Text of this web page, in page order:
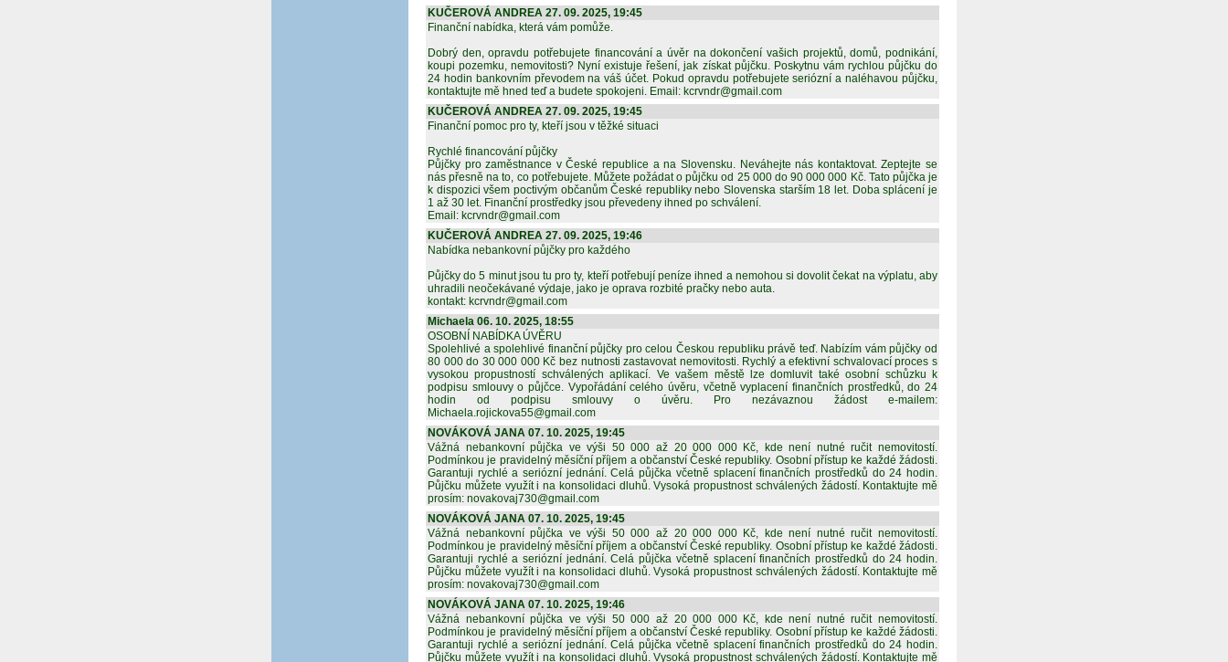
KUČEROVÁ ANDREA 27. 09. 2025, 19:45
Finanční nabídka, která vám pomůže.
Dobrý den, opravdu potřebujete financování a úvěr na dokončení vašich projektů, domů, podnikání,
koupi pozemku, nemovitosti? Nyní existuje řešení, jak získat půjčku. Poskytnu vám rychlou půjčku do
24 hodin bankovním převodem na váš účet. Pokud opravdu potřebujete seriózní a naléhavou půjčku,
kontaktujte mě hned teď a budete spokojeni. Email: kcrvndr@gmail.com
KUČEROVÁ ANDREA 27. 09. 2025, 19:45
Finanční pomoc pro ty, kteří jsou v těžké situaci
Rychlé financování půjčky
Půjčky pro zaměstnance v České republice a na Slovensku. Neváhejte nás kontaktovat. Zeptejte se
nás přesně na to, co potřebujete. Můžete požádat o půjčku od 25 000 do 90 000 000 Kč. Tato půjčka je
k dispozici všem poctivým občanům České republiky nebo Slovenska starším 18 let. Doba splácení je
1 až 30 let. Finanční prostředky jsou převedeny ihned po schválení.
Email: kcrvndr@gmail.com
KUČEROVÁ ANDREA 27. 09. 2025, 19:46
Nabídka nebankovní půjčky pro každého
Půjčky do 5 minut jsou tu pro ty, kteří potřebují peníze ihned a nemohou si dovolit čekat na výplatu, aby
uhradili neočekávané výdaje, jako je oprava rozbité pračky nebo auta.
kontakt: kcrvndr@gmail.com
Michaela 06. 10. 2025, 18:55
OSOBNÍ NABÍDKA ÚVĚRU
Spolehlivé a spolehlivé finanční půjčky pro celou Českou republiku právě teď. Nabízím vám půjčky od
80 000 do 30 000 000 Kč bez nutnosti zastavovat nemovitosti. Rychlý a efektivní schvalovací proces s
vysokou propustností schválených aplikací. Ve vašem městě lze domluvit také osobní schůzku k
podpisu smlouvy o půjčce. Vypořádání celého úvěru, včetně vyplacení finančních prostředků, do 24
hodin od podpisu smlouvy o úvěru. Pro nezávaznou žádost e-mailem:
Michaela.rojickova55@gmail.com
NOVÁKOVÁ JANA 07. 10. 2025, 19:45
Vážná nebankovní půjčka ve výši 50 000 až 20 000 000 Kč, kde není nutné ručit nemovitostí.
Podmínkou je pravidelný měsíční příjem a občanství České republiky. Osobní přístup ke každé žádosti.
Garantuji rychlé a seriózní jednání. Celá půjčka včetně splacení finančních prostředků do 24 hodin.
Půjčku můžete využít i na konsolidaci dluhů. Vysoká propustnost schválených žádostí. Kontaktujte mě
prosím: novakovaj730@gmail.com
NOVÁKOVÁ JANA 07. 10. 2025, 19:45
Vážná nebankovní půjčka ve výši 50 000 až 20 000 000 Kč, kde není nutné ručit nemovitostí.
Podmínkou je pravidelný měsíční příjem a občanství České republiky. Osobní přístup ke každé žádosti.
Garantuji rychlé a seriózní jednání. Celá půjčka včetně splacení finančních prostředků do 24 hodin.
Půjčku můžete využít i na konsolidaci dluhů. Vysoká propustnost schválených žádostí. Kontaktujte mě
prosím: novakovaj730@gmail.com
NOVÁKOVÁ JANA 07. 10. 2025, 19:46
Vážná nebankovní půjčka ve výši 50 000 až 20 000 000 Kč, kde není nutné ručit nemovitostí.
Podmínkou je pravidelný měsíční příjem a občanství České republiky. Osobní přístup ke každé žádosti.
Garantuji rychlé a seriózní jednání. Celá půjčka včetně splacení finančních prostředků do 24 hodin.
Půjčku můžete využít i na konsolidaci dluhů. Vysoká propustnost schválených žádostí. Kontaktujte mě